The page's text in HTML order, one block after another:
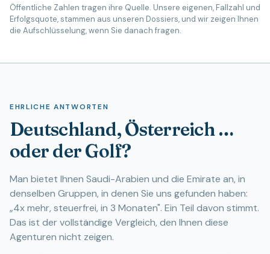
Öffentliche Zahlen tragen ihre Quelle. Unsere eigenen, Fallzahl und
Erfolgsquote, stammen aus unseren Dossiers, und wir zeigen Ihnen
die Aufschlüsselung, wenn Sie danach fragen.
EHRLICHE ANTWORTEN
Deutschland, Österreich …
oder der Golf?
Man bietet Ihnen Saudi-Arabien und die Emirate an, in
denselben Gruppen, in denen Sie uns gefunden haben:
„4x mehr, steuerfrei, in 3 Monaten". Ein Teil davon stimmt.
Das ist der vollständige Vergleich, den Ihnen diese
Agenturen nicht zeigen.